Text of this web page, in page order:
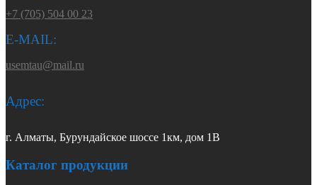
+7 (705) 504 00 23
E-MAIL:
usemtau@mail.ru
Адрес:
г. Алматы, Бурундайское шоссе 1км, дом 1В
Каталог продукции